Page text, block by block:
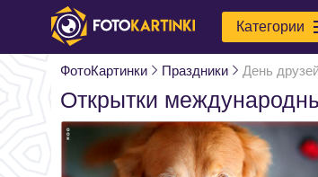
Категории
ФотоКартинки Праздники День
Открытки